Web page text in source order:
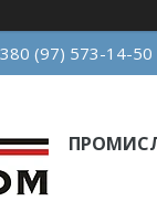
(97) 573-14-50